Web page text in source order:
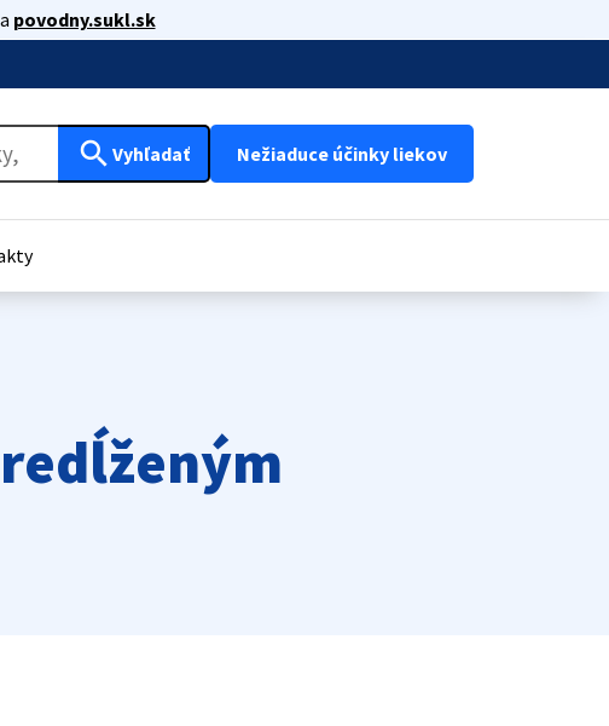
povodny.sukl.sk
search Vyhľadať Nežiaduce účinky liekov